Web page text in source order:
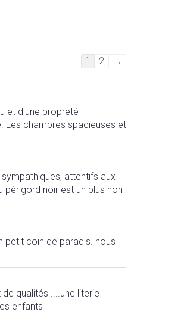
Navigation
1 2
→
et d'une propreté
Les chambres spacieuses et
attentifs aux
noir est un plus non
petit coin de paradis. nous
qualités ....une literie
enfants